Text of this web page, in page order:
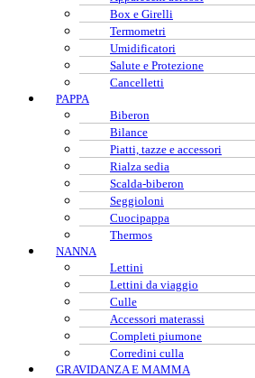
Box e Girelli
Termometri
Umidificatori
Salute e Protezione
Cancelletti
PAPPA
Biberon
Bilance
Piatti, tazze e accessori
Rialza sedia
Scalda-biberon
Seggioloni
Cuocipappa
Thermos
NANNA
Lettini
Lettini da viaggio
Culle
Accessori materassi
Completi piumone
Corredini culla
GRAVIDANZA E MAMMA